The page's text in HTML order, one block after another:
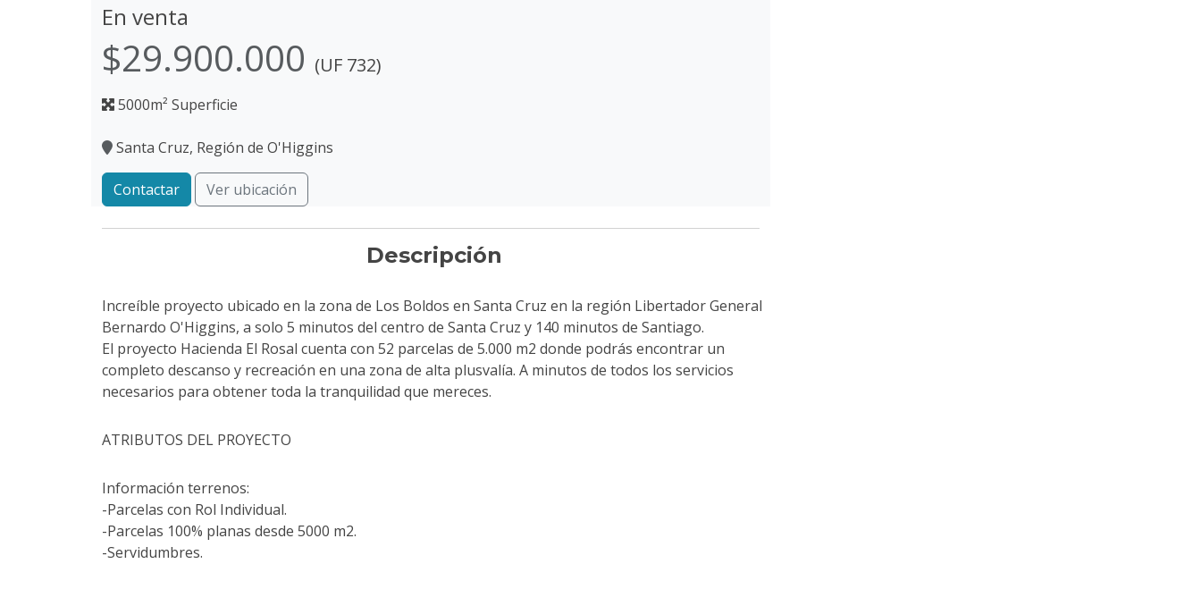
En venta
$29.900.000 (UF 732)
5000m² Superficie
Santa Cruz, Región de O'Higgins
Contactar Ver ubicación
Descripción
Increíble proyecto ubicado en la zona de Los Boldos en Santa Cruz en la región Libertador General
Bernardo O'Higgins, a solo 5 minutos del centro de Santa Cruz y 140 minutos de Santiago.
El proyecto Hacienda El Rosal cuenta con 52 parcelas de 5.000 m2 donde podrás encontrar un
completo descanso y recreación en una zona de alta plusvalía. A minutos de todos los servicios
necesarios para obtener toda la tranquilidad que mereces.
ATRIBUTOS DEL PROYECTO
Información terrenos:
-Parcelas con Rol Individual.
-Parcelas 100% planas desde 5000 m2.
-Servidumbres.